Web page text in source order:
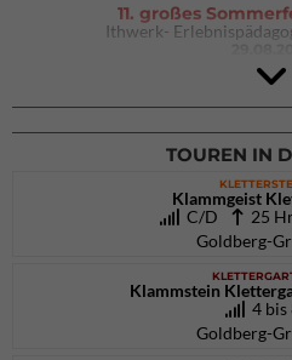
11. großes
Ithwerk-
Rock
Arco
02.10.2026bis
TOUREN IN
Klammgeist
C/D 25
Goldberg-
Klammstein
4 bis
Goldberg-